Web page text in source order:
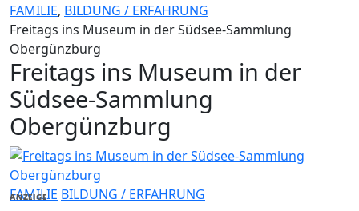
FAMILIE, BILDUNG / ERFAHRUNG
Freitags ins Museum in der Südsee-Sammlung
Obergünzburg
Freitags ins Museum in der
Südsee-Sammlung
Obergünzburg
FAMILIE BILDUNG / ERFAHRUNG
ANZEIGE